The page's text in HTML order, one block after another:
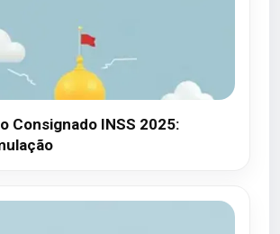
Consignado INSS 2025: